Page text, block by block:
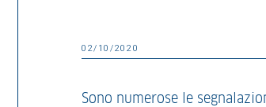
02/10/2020
Sono numerose le